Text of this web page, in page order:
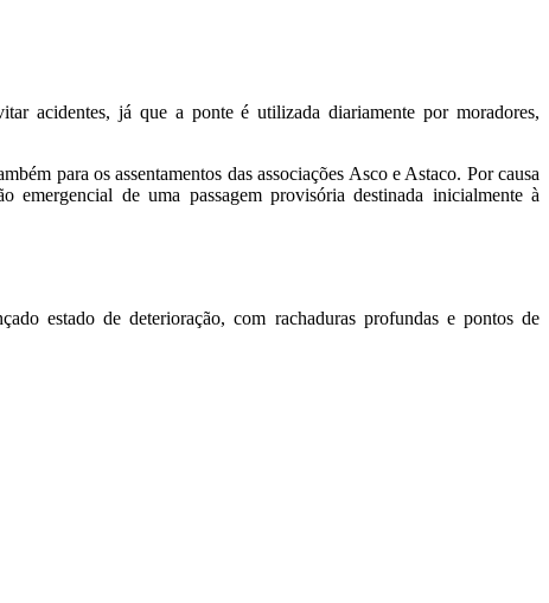
acidentes, já que a ponte é utilizada diariamente por moradores,
para os assentamentos das associações Asco e Astaco. Por causa
emergencial de uma passagem provisória destinada inicialmente à
estado de deterioração, com rachaduras profundas e pontos de